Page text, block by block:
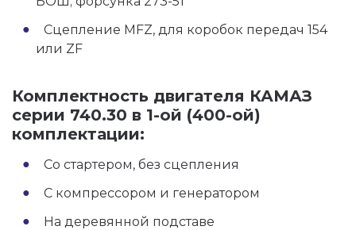
Сцепление MFZ, для коробок передач 154
или ZF
Комплектность двигателя КАМАЗ
серии 740.30 в 1-ой (400-ой)
комплектации:
Со стартером, без сцепления
С компрессором и генератором
На деревянной подставе